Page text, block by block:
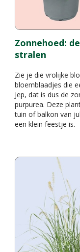
Zonnehoed:
stralen
Zie je die vrolijke
bloemblaadjes die
Jep, dat is dus de
purpurea. Deze
tuin of balkon van
een klein feestje is.